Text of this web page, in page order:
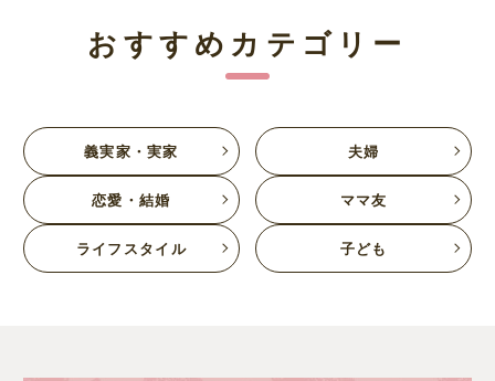
おすすめカテゴリー
義実家・実家 夫婦
恋愛・結婚 ママ友
ライフスタイル 子ども